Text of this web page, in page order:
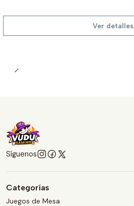
Ver detalles
Síguenos
Categorías
Juegos de Mesa